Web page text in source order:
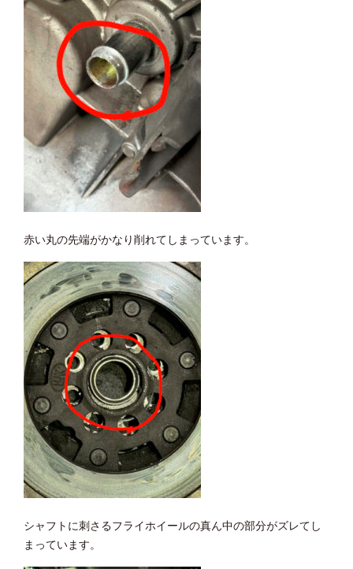
赤い丸の先端がかなり削れてしまっています。
シャフトに刺さるフライホイールの真ん中の部分がズレてし
まっています。